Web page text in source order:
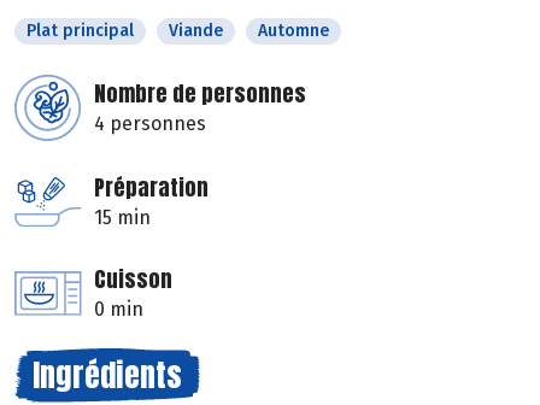
Plat principal Viande Automne
Nombre de personnes
4 personnes
Préparation
15 min
Cuisson
0 min
Ingrédients